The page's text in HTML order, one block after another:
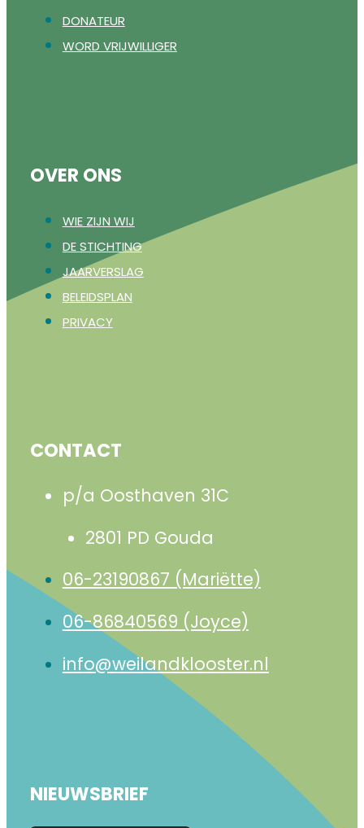
DONATEUR
WORD VRIJWILLIGER
OVER ONS
WIE ZIJN WIJ
DE STICHTING
JAARVERSLAG
BELEIDSPLAN
PRIVACY
CONTACT
p/a Oosthaven 31C
2801 PD Gouda
06-23190867 (Mariëtte)
06-86840569 (Joyce)
info@weilandklooster.nl
NIEUWSBRIEF